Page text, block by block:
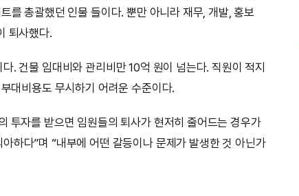
를 총괄했던 인물 들이다. 뿐만 아니라 재무, 개발, 홍보
퇴사했다.
. 건물 임대비와 관리비만 10억 원이 넘는다. 직원이 적지
대비용도 무시하기 어려운 수준이다.
투자를 받으면 임원들의 퇴사가 현저히 줄어드는 경우가
하다”며 “내부에 어떤 갈등이나 문제가 발생한 것 아닌가